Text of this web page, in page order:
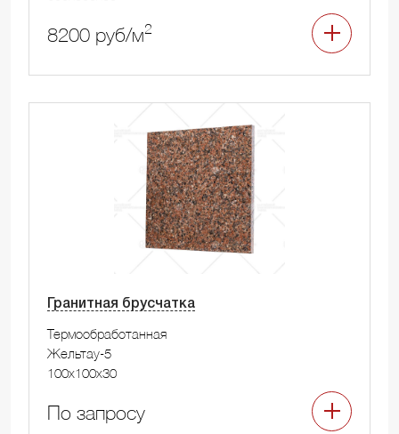
8200 руб/м2
Гранитная брусчатка
Термообработанная
Жельтау-5
100x100x30
По запросу